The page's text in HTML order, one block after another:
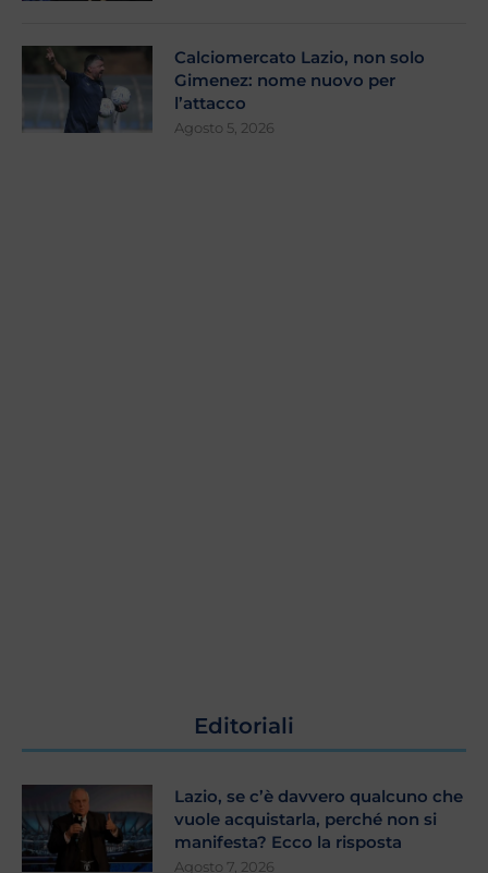
Calciomercato Lazio, non solo
Gimenez: nome nuovo per
l’attacco
Agosto 5, 2026
Editoriali
Lazio, se c’è davvero qualcuno che
vuole acquistarla, perché non si
manifesta? Ecco la risposta
Agosto 7, 2026